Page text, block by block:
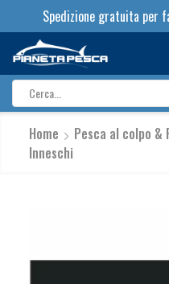
Spedizione gratuita per
Home Pesca al colpo &
Inneschi